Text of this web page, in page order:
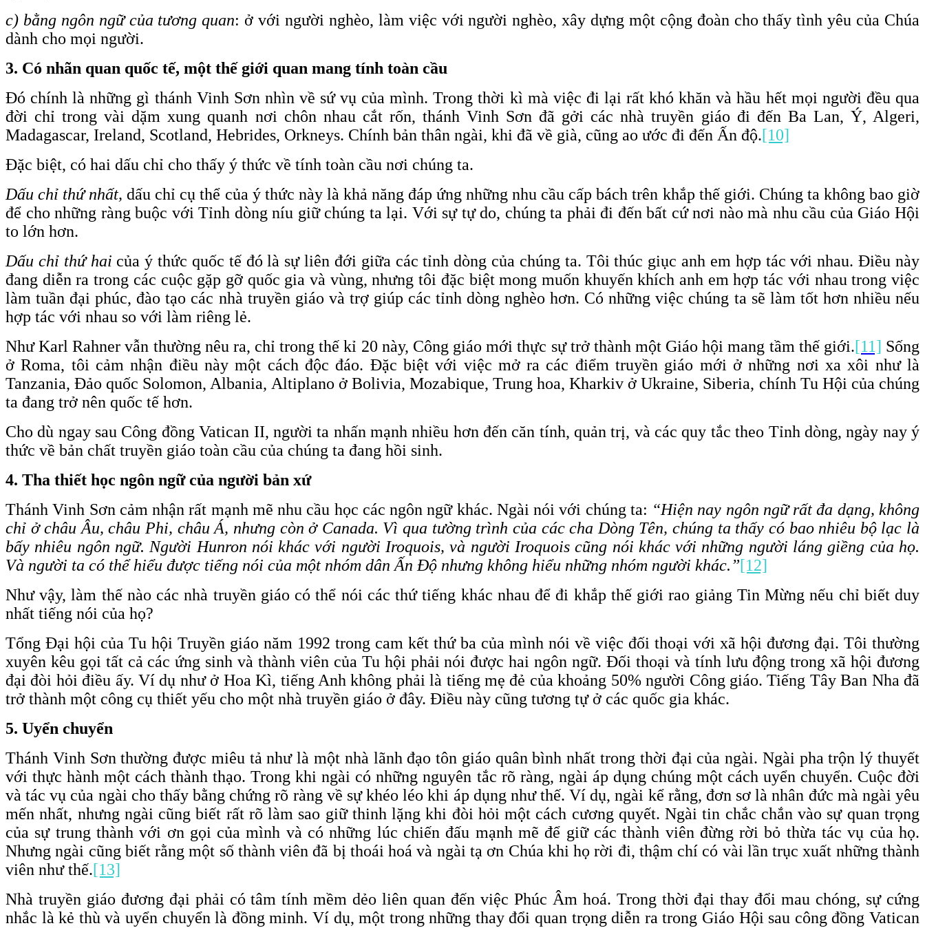
c) bằng ngôn ngữ của tương quan: ở với người nghèo, làm việc với người nghèo, xây dựng một cộng đoàn cho thấy tình yêu của Chúa
dành cho mọi người.
3. Có nhãn quan quốc tế, một thế giới quan mang tính toàn cầu
Đó chính là những gì thánh Vinh Sơn nhìn về sứ vụ của mình. Trong thời kì mà việc đi lại rất khó khăn và hầu hết mọi người đều qua
đời chỉ trong vài dặm xung quanh nơi chôn nhau cắt rốn, thánh Vinh Sơn đã gởi các nhà truyền giáo đi đến Ba Lan, Ý, Algeri,
Madagascar, Ireland, Scotland, Hebrides, Orkneys. Chính bản thân ngài, khi đã về già, cũng ao ước đi đến Ấn độ.[10]
Đặc biệt, có hai dấu chỉ cho thấy ý thức về tính toàn cầu nơi chúng ta.
Dấu chỉ thứ nhất, dấu chỉ cụ thể của ý thức này là khả năng đáp ứng những nhu cầu cấp bách trên khắp thế giới. Chúng ta không bao giờ
để cho những ràng buộc với Tỉnh dòng níu giữ chúng ta lại. Với sự tự do, chúng ta phải đi đến bất cứ nơi nào mà nhu cầu của Giáo Hội
to lớn hơn.
Dấu chỉ thứ hai của ý thức quốc tế đó là sự liên đới giữa các tỉnh dòng của chúng ta. Tôi thúc giục anh em hợp tác với nhau. Điều này
đang diễn ra trong các cuộc gặp gỡ quốc gia và vùng, nhưng tôi đặc biệt mong muốn khuyến khích anh em hợp tác với nhau trong việc
làm tuần đại phúc, đào tạo các nhà truyền giáo và trợ giúp các tỉnh dòng nghèo hơn. Có những việc chúng ta sẽ làm tốt hơn nhiều nếu
hợp tác với nhau so với làm riêng lẻ.
Như Karl Rahner vẫn thường nêu ra, chỉ trong thế kỉ 20 này, Công giáo mới thực sự trở thành một Giáo hội mang tầm thế giới.[11] Sống
ở Roma, tôi cảm nhận điều này một cách độc đáo. Đặc biệt với việc mở ra các điểm truyền giáo mới ở những nơi xa xôi như là
Tanzania, Đảo quốc Solomon, Albania, Altiplano ở Bolivia, Mozabique, Trung hoa, Kharkiv ở Ukraine, Siberia, chính Tu Hội của chúng
ta đang trở nên quốc tế hơn.
Cho dù ngay sau Công đồng Vatican II, người ta nhấn mạnh nhiều hơn đến căn tính, quản trị, và các quy tắc theo Tỉnh dòng, ngày nay ý
thức về bản chất truyền giáo toàn cầu của chúng ta đang hồi sinh.
4. Tha thiết học ngôn ngữ của người bản xứ
Thánh Vinh Sơn cảm nhận rất mạnh mẽ nhu cầu học các ngôn ngữ khác. Ngài nói với chúng ta: “Hiện nay ngôn ngữ rất đa dạng, không
chỉ ở châu Âu, châu Phi, châu Á, nhưng còn ở Canada. Vì qua tường trình của các cha Dòng Tên, chúng ta thấy có bao nhiêu bộ lạc là
bấy nhiêu ngôn ngữ. Người Hunron nói khác với người Iroquois, và người Iroquois cũng nói khác với những người láng giềng của họ.
Và người ta có thể hiểu được tiếng nói của một nhóm dân Ấn Độ nhưng không hiểu những nhóm người khác.”[12]
Như vậy, làm thế nào các nhà truyền giáo có thể nói các thứ tiếng khác nhau để đi khắp thế giới rao giảng Tin Mừng nếu chỉ biết duy
nhất tiếng nói của họ?
Tổng Đại hội của Tu hội Truyền giáo năm 1992 trong cam kết thứ ba của mình nói về việc đối thoại với xã hội đương đại. Tôi thường
xuyên kêu gọi tất cả các ứng sinh và thành viên của Tu hội phải nói được hai ngôn ngữ. Đối thoại và tính lưu động trong xã hội đương
đại đòi hỏi điều ấy. Ví dụ như ở Hoa Kì, tiếng Anh không phải là tiếng mẹ đẻ của khoảng 50% người Công giáo. Tiếng Tây Ban Nha đã
trở thành một công cụ thiết yếu cho một nhà truyền giáo ở đây. Điều này cũng tương tự ở các quốc gia khác.
5. Uyển chuyển
Thánh Vinh Sơn thường được miêu tả như là một nhà lãnh đạo tôn giáo quân bình nhất trong thời đại của ngài. Ngài pha trộn lý thuyết
với thực hành một cách thành thạo. Trong khi ngài có những nguyên tắc rõ ràng, ngài áp dụng chúng một cách uyển chuyển. Cuộc đời
và tác vụ của ngài cho thấy bằng chứng rõ ràng về sự khéo léo khi áp dụng như thế. Ví dụ, ngài kể rằng, đơn sơ là nhân đức mà ngài yêu
mến nhất, nhưng ngài cũng biết rất rõ làm sao giữ thinh lặng khi đòi hỏi một cách cương quyết. Ngài tin chắc chắn vào sự quan trọng
của sự trung thành với ơn gọi của mình và có những lúc chiến đấu mạnh mẽ để giữ các thành viên đừng rời bỏ thừa tác vụ của họ.
Nhưng ngài cũng biết rằng một số thành viên đã bị thoái hoá và ngài tạ ơn Chúa khi họ rời đi, thậm chí có vài lần trục xuất những thành
viên như thế.[13]
Nhà truyền giáo đương đại phải có tâm tính mềm dẻo liên quan đến việc Phúc Âm hoá. Trong thời đại thay đổi mau chóng, sự cứng
nhắc là kẻ thù và uyển chuyển là đồng minh. Ví dụ, một trong những thay đổi quan trọng diễn ra trong Giáo Hội sau công đồng Vatican